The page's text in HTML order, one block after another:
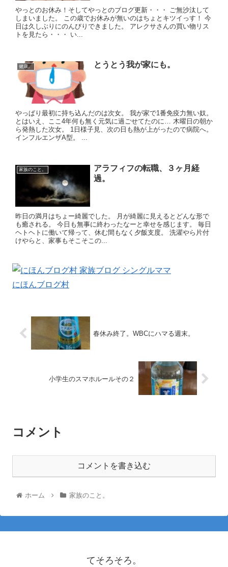
やっとのお休み！そしてやっとのブログ更新・・・ ご無沙汰して
しまいました。 この歳でお休みが無いのはちょとキツイっす！ 今
日は久しぶりにのんびりできました。 アレクサさんの買い物リス
トを見たら・・・ い...
健康。 とうとう我が家にも。
やっぱり最初に持ち込んだのは次女。 我が家で1番免疫力無い奴。
とはいえ、ここ4年何も無く元気に過ごせてたのに… 木曜日の朝か
ら発熱した次女。 1日様子見、次の日も熱が上がったので病院へ。
インフルエンザA型。 ...
家族のこと。
アラフィフの転職、３ヶ月経
過。
昨日の満月はちょー綺麗でした。 月が綺麗に見えるとどんな形で
も癒される。 今日も無事に終わったなーと幸せを感じます。 毎日
ヘトヘトに働いて帰って、休む間もなく夕飯支度。 洗濯やら片付
けやらと、家事もそこそこの...
にほんブログ村
春休み終了。WBCにハマる週末。
小学生のスマホルールその２
コメント
コメントを書き込む
ホーム 家族のこと。
てそろそろ。